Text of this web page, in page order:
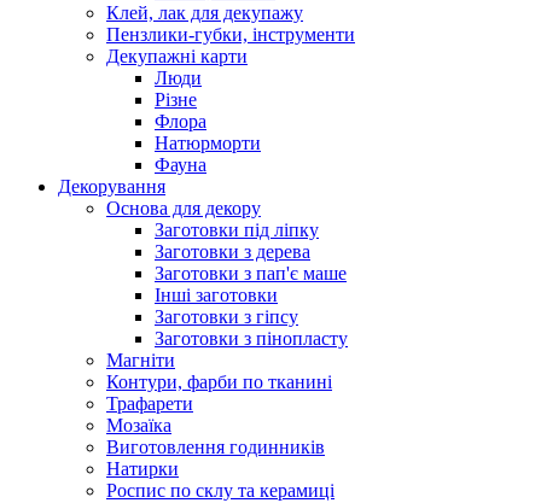
Клей, лак для декупажу
Пензлики-губки, інструменти
Декупажні карти
Люди
Різне
Флора
Натюрморти
Фауна
Декорування
Основа для декору
Заготовки під ліпку
Заготовки з дерева
Заготовки з пап'є маше
Інші заготовки
Заготовки з гіпсу
Заготовки з пінопласту
Магніти
Контури, фарби по тканині
Трафарети
Мозаїка
Виготовлення годинників
Натирки
Роспис по склу та керамиці